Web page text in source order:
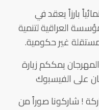
بارزاً يعقد في
تنظمه المؤسسة العراقية لتنمية
غير حكومية.
يمككم زيارة
على الفيسبوك
! شاركونا صوراً من